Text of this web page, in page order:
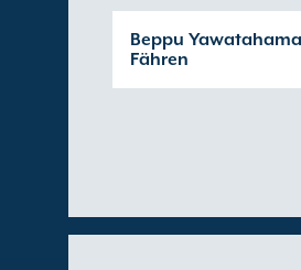
Beppu Yawatahama
Fähren